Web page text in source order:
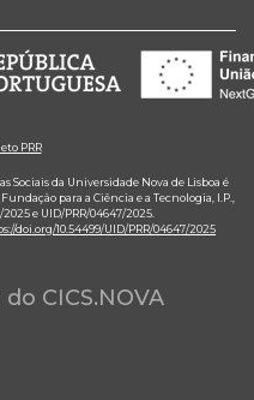
PRR
Sociais da Universidade Nova de Lisboa é
para a Ciência e a Tecnologia, I.P.,
e UID/PRR/04647/2025.
doi.org/10.54499/UID/PRR/04647/2025
CICS.NOVA